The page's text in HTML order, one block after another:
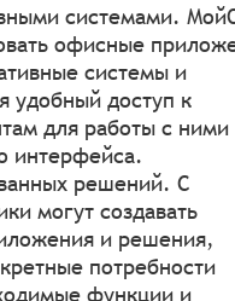
системами.
офисные
системы и
удобный доступ к
для работы с ними
интерфейса.
решений. С
могут создавать
и решения,
потребности
функции и